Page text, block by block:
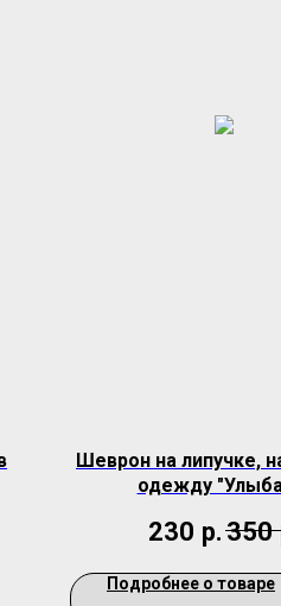
Шеврон на липучке,
одежду
230 р.350
Подробнее о товаре